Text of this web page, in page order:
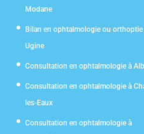
Modane
Bilan en ophtalmologie ou orthoptie
Ugine
Consultation en ophtalmologie à
Consultation en ophtalmologie à
les-Eaux
Consultation en ophtalmologie à